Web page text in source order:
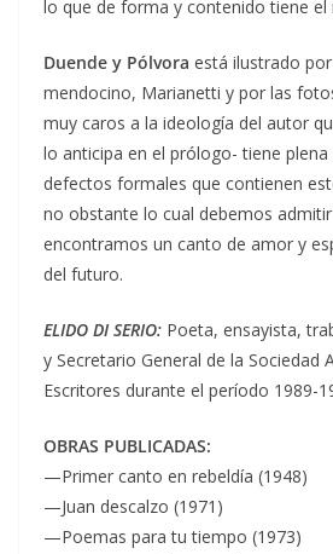
lo que de forma y contenido tiene el
Duende y Pólvora está ilustrado
mendocino, Marianetti y por las
muy caros a la ideología del autor
lo anticipa en el prólogo- tiene plena
defectos formales que contienen
no obstante lo cual debemos
encontramos un canto de amor y
del futuro.
ELIDO DI SERIO: Poeta, ensayista,
y Secretario General de la Sociedad
Escritores durante el período 1989-
OBRAS PUBLICADAS:
—Primer canto en rebeldía (1948)
—Juan descalzo (1971)
—Poemas para tu tiempo (1973)